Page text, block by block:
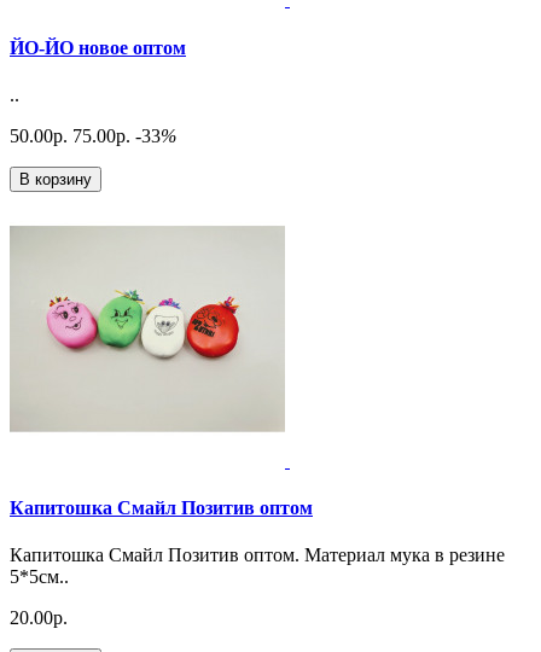
ЙО-ЙО новое оптом
..
50.00р. 75.00р. -33%
В корзину
Капитошка Смайл Позитив оптом
Капитошка Смайл Позитив оптом. Материал мука в резине
5*5см..
20.00р.